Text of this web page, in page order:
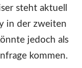
steht aktuell
in der zweiten
jedoch als
kommen.